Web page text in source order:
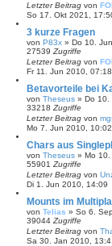
Letzter Beitrag von
So 17. Okt 2021,
3 kurze Fragen
von P83x » Do 10.
27539 Zugriffe
Letzter Beitrag von
Fr 11. Jun 2010, 07:18
Betavorteile bei
von Theseus » Do 10.
33218 Zugriffe
Letzter Beitrag von
Mo 7. Jun 2010, 10:02
Chars aus
von Theseus » Mo
55901 Zugriffe
Letzter Beitrag von
Di 1. Jun 2010, 14:09
Mounts im
von Telias » So 6.
39044 Zugriffe
Letzter Beitrag von
Sa 30. Jan 2010,